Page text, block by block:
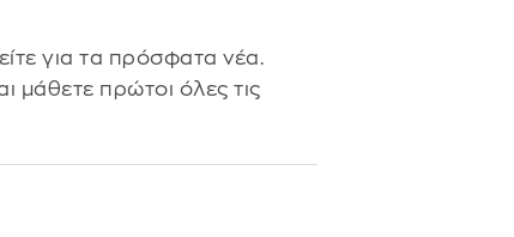
για τα πρόσφατα νέα.
μάθετε πρώτοι όλες τις